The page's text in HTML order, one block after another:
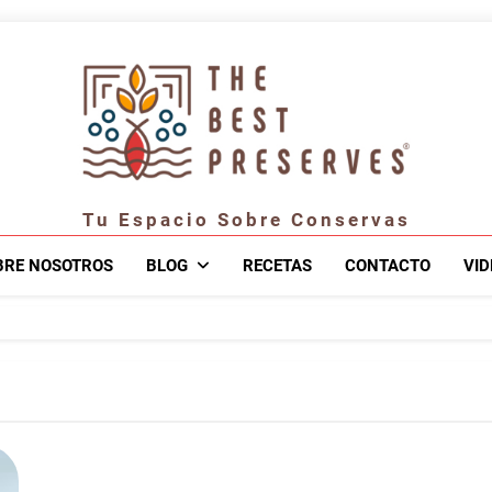
Tu Espacio Sobre Conservas
NOSOTROS BLOG RECETAS CONTACTO